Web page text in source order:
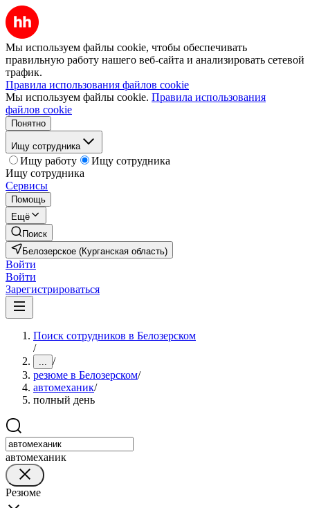
Мы используем файлы cookie, чтобы обеспечивать
правильную работу нашего веб-сайта и анализировать сетевой
трафик.
Правила использования файлов cookie
Мы используем файлы cookie. Правила использования
файлов cookie
Понятно
Ищу сотрудника
Ищу работу
Ищу сотрудника
Ищу сотрудника
Сервисы
Помощь
Ещё
Поиск
Белозерское (Курганская область)
Войти
Войти
Зарегистрироваться
Поиск сотрудников в Белозерском
/
... /
резюме в Белозерском/
автомеханик/
полный день
автомеханик
Резюме